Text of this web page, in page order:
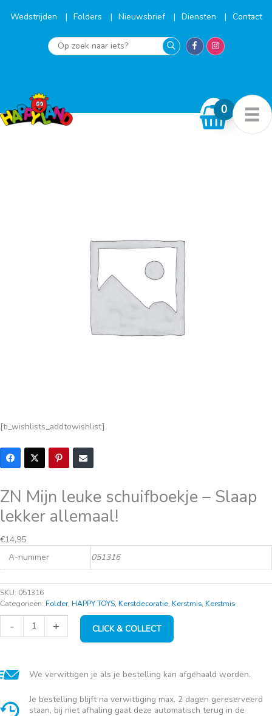
naarWedstrijden Folders Nieuwsbrief Diensten Contact
Op
[ti_wishlists_addtowishlist]
ZN Mijn leuke schuifboekje – Slaap
lekker allemaal!
€14,95
A-nummer
051316
SKU: 051316
Categorieën: Folder, HAPPY TOYS, Kerstdecoratie, Kerstmis, Kerstmis
-
ZN
Mijn
Slaap
allemaal!
aantal
+ CLICK & COLLECT
We verwittigen je als je bestelling kan afgehaald worden.
Je bestelling blijft na verwittiging max. 2 dagen gereserveerd
staan, bij niet afhaling gaat deze automatisch terug in de